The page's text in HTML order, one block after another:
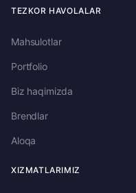
TEZKOR HAVOLALAR
Mahsulotlar
Portfolio
Biz haqimizda
Brendlar
Aloqa
XIZMATLARIMIZ